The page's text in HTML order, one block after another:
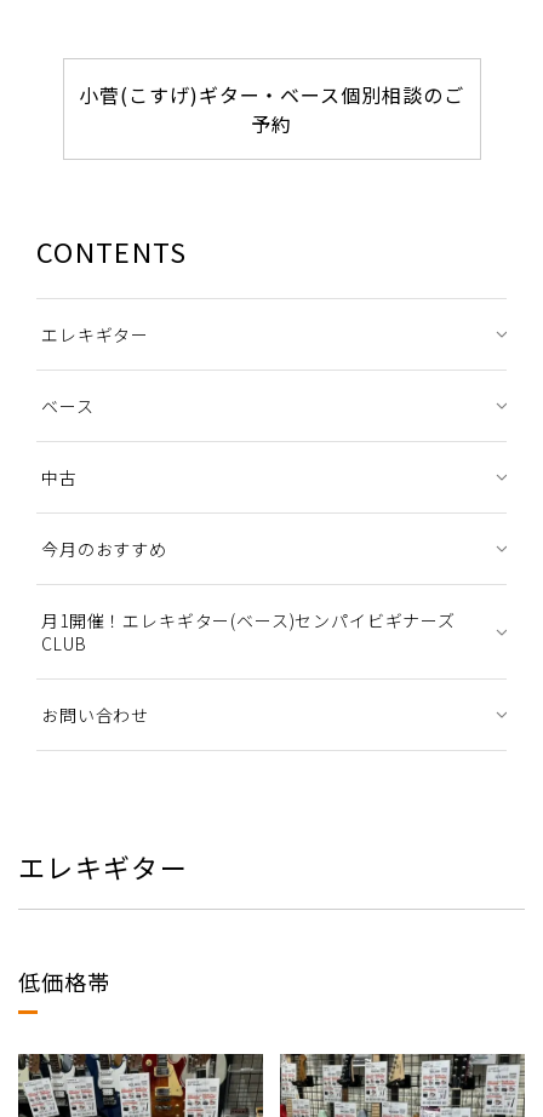
小菅(こすげ)ギター・ベース個別相談のご
予約
CONTENTS
エレキギター
ベース
中古
今月のおすすめ
月1開催！エレキギター(ベース)センパイビギナーズ
CLUB
お問い合わせ
エレキギター
低価格帯